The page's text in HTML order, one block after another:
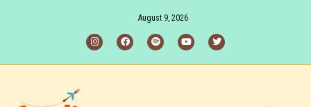
August 9, 2026